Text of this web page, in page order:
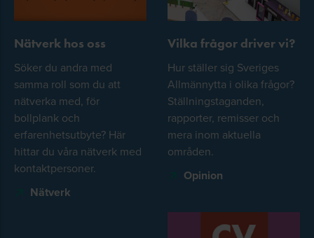
Nätverk hos oss
Söker du andra med
samma roll som du att
nätverka med, för
bollplank och
erfarenhetsutbyte? Här
hittar du våra nätverk med
kontaktpersoner.
Nätverk
Vilka frågor driver vi?
Hur ställer sig Sveriges
Allmännytta i olika frågor?
Ställningstaganden,
rapporter, remisser och
mera inom aktuella
områden.
Opinion